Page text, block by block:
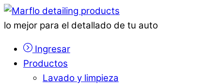
lo mejor para el detallado de tu auto
Ingresar
Productos
Lavado y limpieza